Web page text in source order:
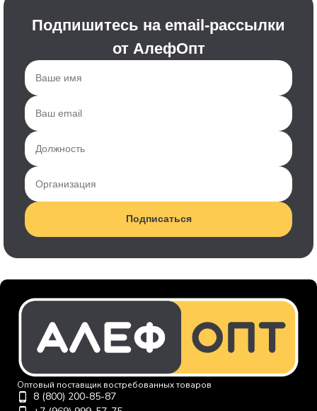
Подпишитесь на email-рассылки
от АлефОпт
Подписаться
Оптовый поставщик востребованных товаров
8 (800) 200-85-87